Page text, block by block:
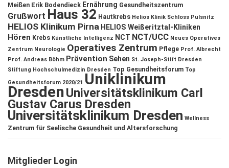
Meißen Erik Bodendieck Ernährung Gesundheitszentrum
Grußwort Haus 32 Hautkrebs Helios Klinik Schloss Pulsnitz
HELIOS Klinikum Pirna HELIOS Weißeritztal-Kliniken
Hören Krebs Künstliche Intelligenz NCT NCT/UCC Neues Operatives
Zentrum Neurologie Operatives Zentrum Pflege Prof. Albrecht
Prof. Andreas Böhm Prävention Sehen St. Joseph-Stift Dresden
Stiftung Hochschulmedizin Dresden Top Gesundheitsforum Top
Gesundheitsforum 2020/21 Uniklinikum
DresdenUniversitätsklinikum Carl
Gustav Carus Dresden
Universitätsklinikum Dresden Wellness
Zentrum für Seelische Gesundheit und Altersforschung
Mitglieder Login